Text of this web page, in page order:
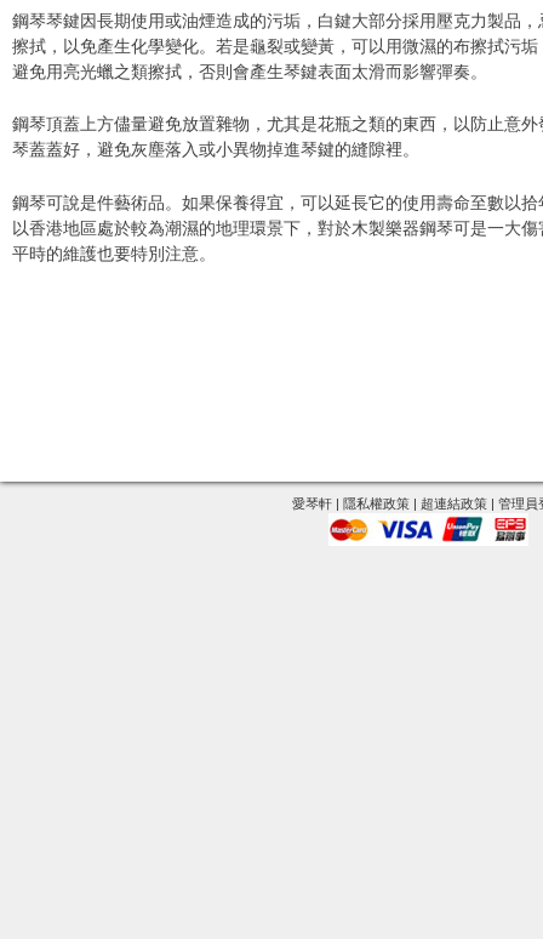
鋼琴琴鍵因長期使用或油煙造成的污垢，白鍵大部分採用壓克力製品
擦拭，以免產生化學變化。若是龜裂或變黃，可以用微濕的布擦拭污
避免用亮光蠟之類擦拭，否則會產生琴鍵表面太滑而影響彈奏。
鋼琴頂蓋上方儘量避免放置雜物，尤其是花瓶之類的東西，以防止意
琴蓋蓋好，避免灰塵落入或小異物掉進琴鍵的縫隙裡。
鋼琴可說是件藝術品。如果保養得宜，可以延長它的使用壽命至數以
以香港地區處於較為潮濕的地理環景下，對於木製樂器鋼琴可是一大
平時的維護也要特別注意。
愛琴軒| 隱私權政策| 超連結政策| 管理員